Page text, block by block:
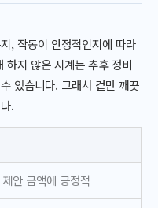
, 작동이 안정적인지에 따라
하지 않은 시계는 추후 정비
있습니다. 그래서 겉만 깨끗
.
안 금액에 긍정적